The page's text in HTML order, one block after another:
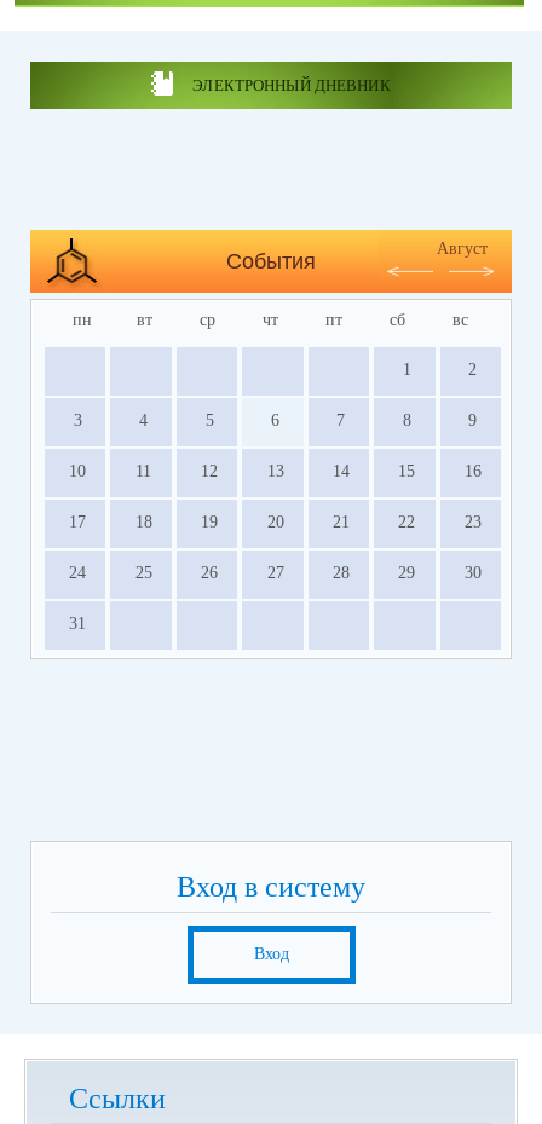
ЭЛЕКТРОННЫЙ ДНЕВНИК
События
Август
пн вт ср чт пт сб вс
1 2
3 4 5 6 7 8 9
10 11 12 13 14 15 16
17 18 19 20 21 22 23
24 25 26 27 28 29 30
31
Вход в систему
Вход
Ссылки